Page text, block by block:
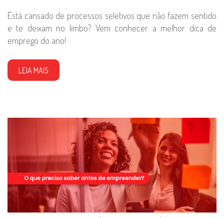
Está cansado de processos seletivos que não fazem sentido
e te deixam no limbo? Vem conhecer a melhor dica de
emprego do ano!
LEIA MAIS